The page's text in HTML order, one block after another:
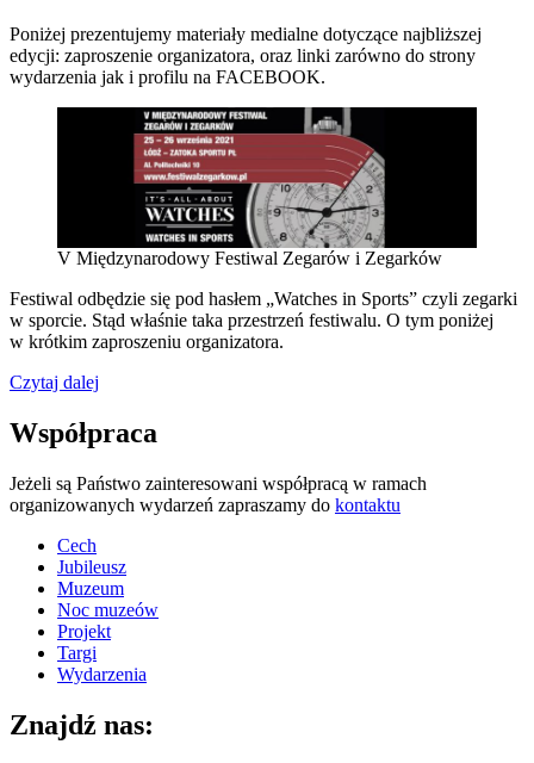
Poniżej prezentujemy materiały medialne dotyczące najbliższej
edycji: zaproszenie organizatora, oraz linki zarówno do strony
wydarzenia jak i profilu na FACEBOOK.
V Międzynarodowy Festiwal Zegarów i Zegarków
Festiwal odbędzie się pod hasłem „Watches in Sports” czyli zegarki
w sporcie. Stąd właśnie taka przestrzeń festiwalu. O tym poniżej
w krótkim zaproszeniu organizatora.
Czytaj dalej
i Zegarków”
Współpraca
Jeżeli są Państwo zainteresowani współpracą w ramach
organizowanych wydarzeń zapraszamy do kontaktu
Cech
Jubileusz
Muzeum
Noc muzeów
Projekt
Targi
Wydarzenia
Znajdź nas: